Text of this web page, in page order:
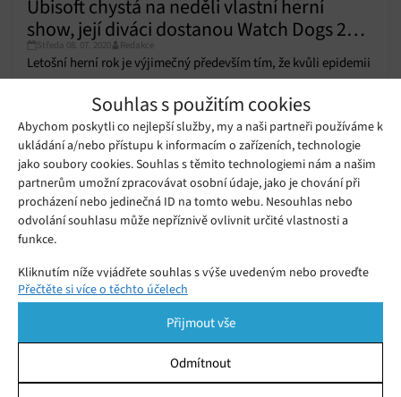
Souhlas s použitím cookies
Abychom poskytli co nejlepší služby, my a naši partneři používáme k
ukládání a/nebo přístupu k informacím o zařízeních, technologie
jako soubory cookies. Souhlas s těmito technologiemi nám a našim
partnerům umožní zpracovávat osobní údaje, jako je chování při
procházení nebo jedinečná ID na tomto webu. Nesouhlas nebo
odvolání souhlasu může nepříznivě ovlivnit určité vlastnosti a
funkce.
Kliknutím níže vyjádřete souhlas s výše uvedeným nebo proveďte
podrobnější rozhodnutí. Vaše volby budou použity pouze na tomto
pomocí přepínačů v Zásadách cookies nebo kliknutím na tlačítko
Spravovat souhlas ve spodní části obrazovky.
Přečtěte si více o těchto účelech
Přijmout vše
Odmítnout
Ubisoft chystá na neděli vlastní herní
show, její diváci dostanou Watch Dogs 2
zdarma
Středa 08. 07. 2020 Redakce
Letošní herní rok je výjimečný především tím, že kvůli epidemii
To nejlepší z tiskové konference E3:
Nový díl Watch Dogs, velké přídavky
do Assassin’s Creed Odyssey i vlastní
předplatitelská služba
Úterý 11. 06. 2019 Redakce
Ubisoft je v předvánoční náladě.